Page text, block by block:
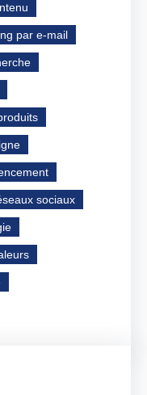
par e-mail
sociaux